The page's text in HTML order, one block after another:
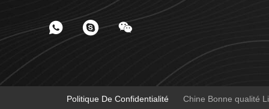
Politique De Confidentialité Chine Bonne qualité